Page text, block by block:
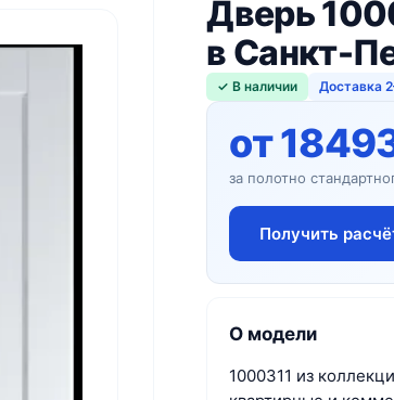
Дверь
в Санкт-
✓ В наличии Доставка
от
за полотно
Получить
О модели
1000311 из